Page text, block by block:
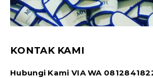
KONTAK KAMI
Hubungi Kami VIA WA